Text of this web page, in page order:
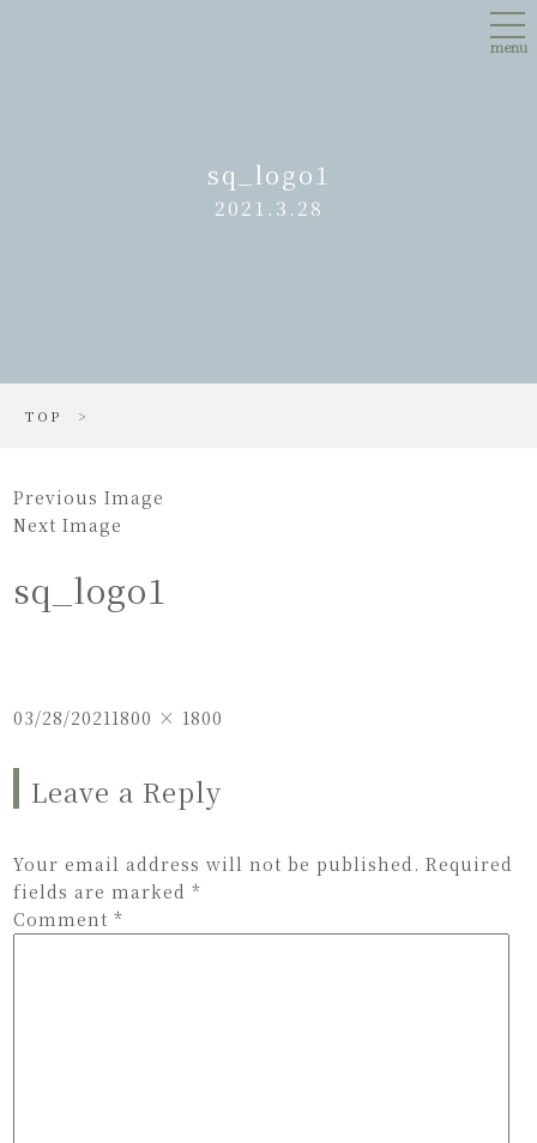
menu
sq_logo1
2021.3.28
TOP >
Previous Image
Next Image
sq_logo1
Posted
03/28/2021 Full
1800 × 1800
Leave a Reply
Your email address will not be published. Required
fields are marked*
Comment*